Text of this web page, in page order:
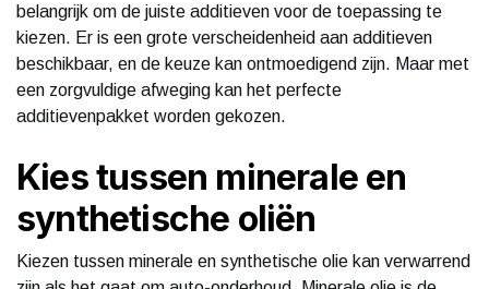
belangrijk om de juiste additieven voor de toepassing te
kiezen. Er is een grote verscheidenheid aan additieven
beschikbaar, en de keuze kan ontmoedigend zijn. Maar met
een zorgvuldige afweging kan het perfecte
additievenpakket worden gekozen.
Kies tussen minerale en
synthetische oliën
Kiezen tussen minerale en synthetische olie kan verwarrend